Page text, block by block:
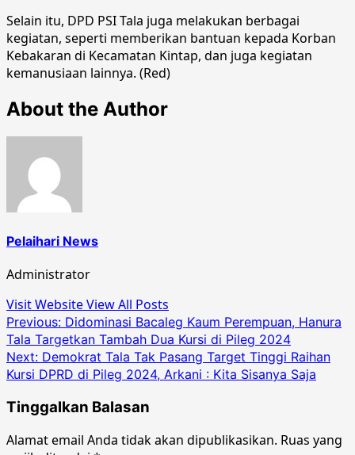
Selain itu, DPD PSI Tala juga melakukan berbagai
kegiatan, seperti memberikan bantuan kepada Korban
Kebakaran di Kecamatan Kintap, dan juga kegiatan
kemanusiaan lainnya. (Red)
About the Author
Pelaihari News
Administrator
Visit WebsiteView All Posts
Post
navigation
Previous: Didominasi Bacaleg Kaum Perempuan, Hanura
Tala Targetkan Tambah Dua Kursi di Pileg 2024
Next: Demokrat Tala Tak Pasang Target Tinggi Raihan
Kursi DPRD di Pileg 2024, Arkani : Kita Sisanya Saja
Tinggalkan Balasan
Alamat email Anda tidak akan dipublikasikan. Ruas yang